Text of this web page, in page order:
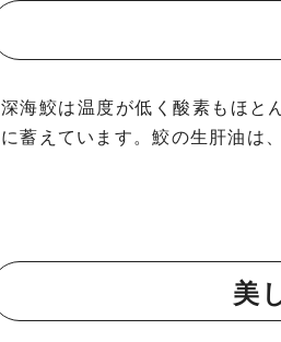
深海鮫は温度が低く酸素もほと
に蓄えています。鮫の生肝油は
美